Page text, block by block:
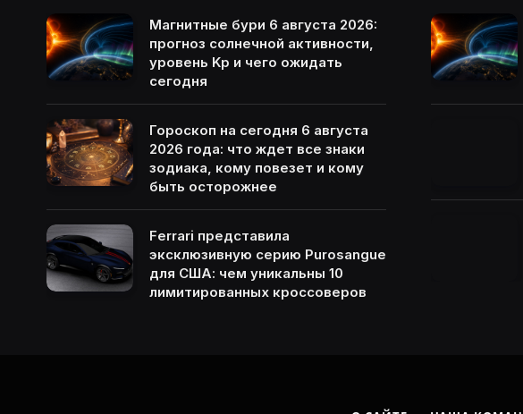
Магнитные бури 6 августа 2026:
прогноз солнечной активности,
уровень Kp и чего ожидать
сегодня
Гороскоп на сегодня 6 августа
2026 года: что ждет все знаки
зодиака, кому повезет и кому
быть осторожнее
Ferrari представила
эксклюзивную серию Purosangue
для США: чем уникальны 10
лимитированных кроссоверов